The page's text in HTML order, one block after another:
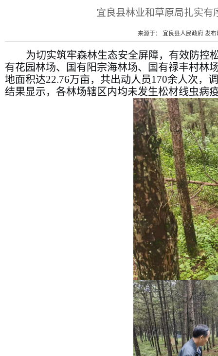
宜良县林业和草原局扎实
来源于： 宜良县人民政府 发
为切实筑牢森林生态安全屏障，有效防控
有花园林场、国有阳宗海林场、国有禄丰村林
地面积达22.76万亩，共出动人员 170余人次，
结果显示，各林场辖区内均未发生松材线虫病